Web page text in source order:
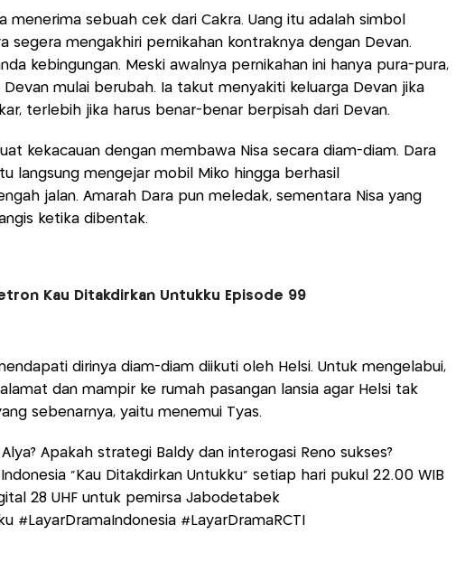
menerima sebuah cek dari Cakra. Uang itu adalah simbol
segera mengakhiri pernikahan kontraknya dengan Devan.
kebingungan. Meski awalnya pernikahan ini hanya pura-pura,
Devan mulai berubah. Ia takut menyakiti keluarga Devan jika
terlebih jika harus benar-benar berpisah dari Devan.
kekacauan dengan membawa Nisa secara diam-diam. Dara
langsung mengejar mobil Miko hingga berhasil
jalan. Amarah Dara pun meledak, sementara Nisa yang
ketika dibentak.
Kau Ditakdirkan Untukku Episode 99
dirinya diam-diam diikuti oleh Helsi. Untuk mengelabui,
dan mampir ke rumah pasangan lansia agar Helsi tak
sebenarnya, yaitu menemui Tyas.
Apakah strategi Baldy dan interogasi Reno sukses?
“Kau Ditakdirkan Untukku” setiap hari pukul 22.00 WIB
28 UHF untuk pemirsa Jabodetabek
#LayarDramaIndonesia #LayarDramaRCTI